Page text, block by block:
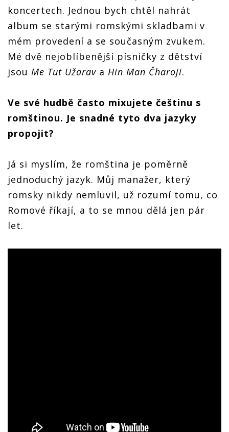
koncertech. Jednou bych chtěl nahrát
album se starými romskými skladbami v
mém provedení a se současným zvukem.
Mé dvě nejoblíbenější písničky z dětství
jsou Me Tut Užarav a Hin Man Čharoji.
Ve své hudbě často mixujete češtinu s
romštinou. Je snadné tyto dva jazyky
propojit?
Já si myslím, že romština je poměrně
jednoduchý jazyk. Můj manažer, který
romsky nikdy nemluvil, už rozumí tomu, co
Romové říkají, a to se mnou dělá jen pár
let.